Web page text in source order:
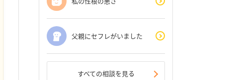
父親にセフレがいました
すべての相談を見る